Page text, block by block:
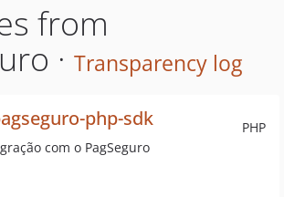
from
· Transparency log
PHP
php-sdk
com o PagSeguro